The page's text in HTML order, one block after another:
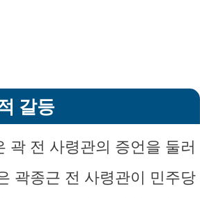
갈등
곽 전 사령관의 증언을 둘러
곽종근 전 사령관이 민주당